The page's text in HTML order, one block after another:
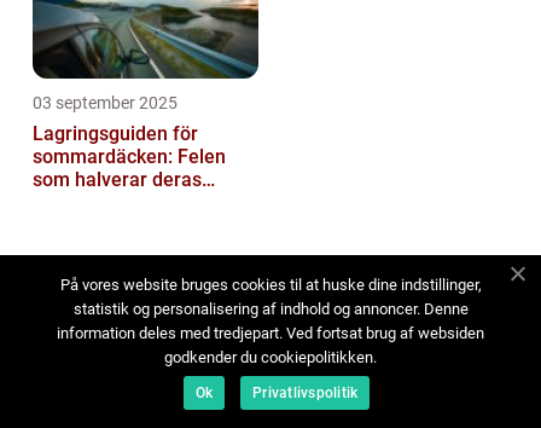
03 september 2025
Lagringsguiden för
sommardäcken: Felen
som halverar deras
Adress
På vores website bruges cookies til at huske dine indstillinger,
statistik og personalisering af indhold og annoncer. Denne
information deles med tredjepart. Ved fortsat brug af websiden
godkender du cookiepolitikken.
Ok Privatlivspolitik